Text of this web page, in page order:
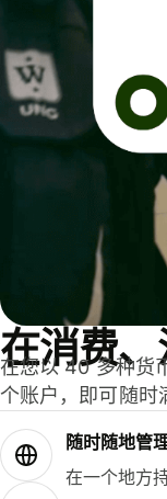
在消费
在您以 40 多种货
个账户，即可随时
随时随地管
在一个地方